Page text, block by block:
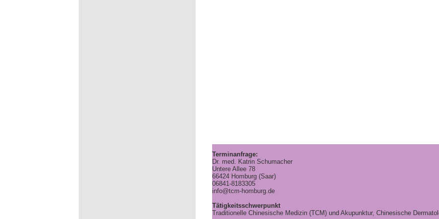
Terminanfrage:
Dr. med. Katrin Schumacher
Untere Allee 78
66424 Homburg (Saar)
06841-8183305
info@tcm-homburg.de
Tätigkeitsschwerpunkt
Traditionelle Chinesische Medizin (TCM) und Akupunktur, Chinesische